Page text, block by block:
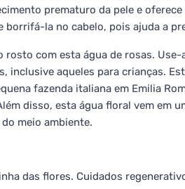
prematuro da pele e
borrifá-la no cabelo, pois ajuda a
com esta água de rosas.
inclusive aqueles para crianças.
fazenda italiana em Emilia
disso, esta água floral vem em
meio ambiente.
das flores. Cuidados